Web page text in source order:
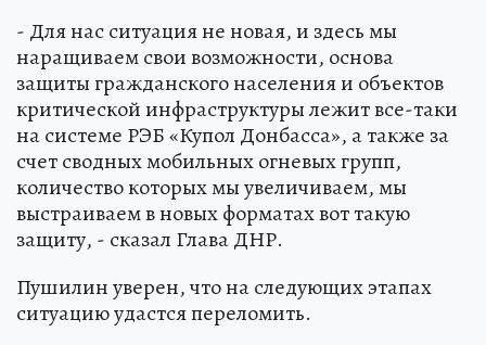
- Для нас ситуация не новая, и здесь мы
наращиваем свои возможности, основа
защиты гражданского населения и объектов
критической инфраструктуры лежит все-таки
на системе РЭБ «Купол Донбасса», а также за
счет сводных мобильных огневых групп,
количество которых мы увеличиваем, мы
выстраиваем в новых форматах вот такую
защиту, - сказал Глава ДНР.
Пушилин уверен, что на следующих этапах
ситуацию удастся переломить.